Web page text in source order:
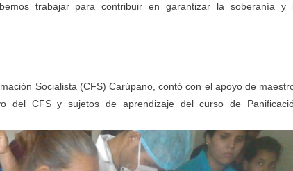
trabajar para contribuir en garantizar la soberanía y
Socialista (CFS) Carúpano, contó con el apoyo de
del CFS y sujetos de aprendizaje del curso de